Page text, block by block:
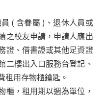
( 含眷屬 )、退休人員或
之校友申請，申請人應出
證、借書證或其他足資證
二樓出入口服務台登記、
租用存物櫃鑰匙。
櫃，租用期以週為單位，